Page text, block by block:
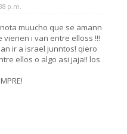
p.m.
muucho que se amann
vienen i van entre elloss !!!
ir a israel junntos! qiero
ellos o algo asi jaja!! los